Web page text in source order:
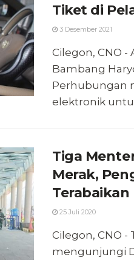
Tiket di
3 Desember 2021
Cilegon, CNO -
Bambang
Perhubungan
elektronik
Tiga
Merak,
Terabaikan
25 Juli 2020
Cilegon, CNO
mengunjungi